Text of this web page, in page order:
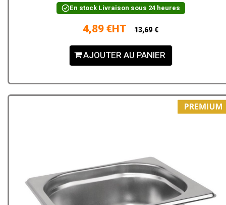
En stockLivraison sous 24 heures
4,89 €HT 13,69 €
AJOUTER AU PANIER